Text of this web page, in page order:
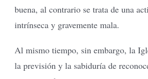
buena, al contrario se trata de una
intrínseca y gravemente mala.
Al mismo tiempo, sin embargo, la
la previsión y la sabiduría de